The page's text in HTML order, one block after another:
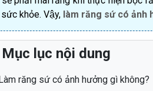
khỏe. Vậy, làm răng sứ có ảnh
Mục lục nội dung
Làm răng sứ có ảnh hưởng gì không?